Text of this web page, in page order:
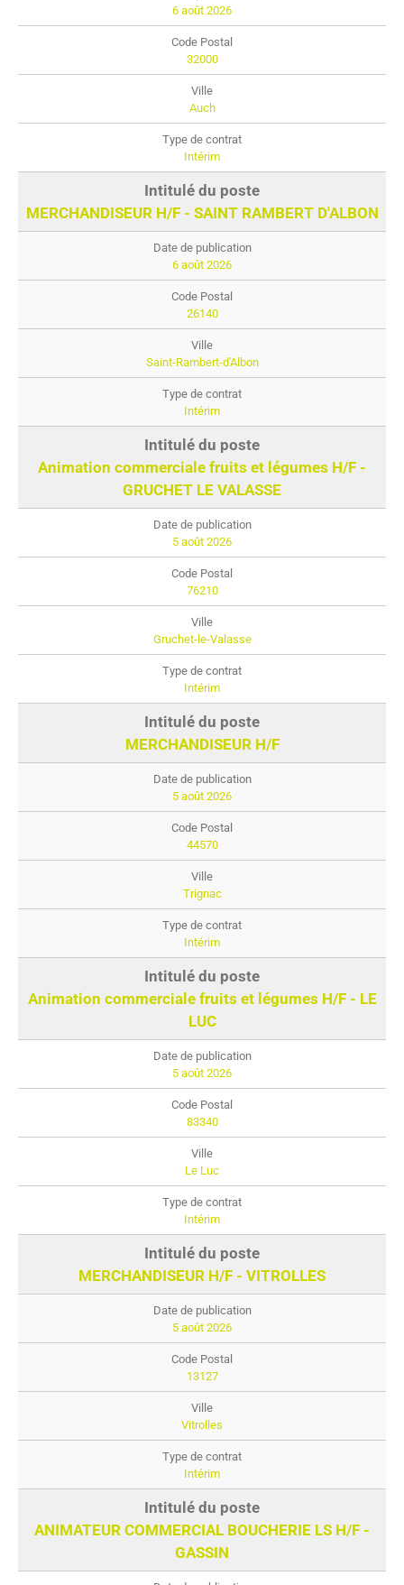
6 août 2026
32000
Auch
Intérim
MERCHANDISEUR H/F - SAINT RAMBERT D'ALBON
6 août 2026
26140
Saint-Rambert-d'Albon
Intérim
Animation commerciale fruits et légumes H/F -
GRUCHET LE VALASSE
5 août 2026
76210
Gruchet-le-Valasse
Intérim
MERCHANDISEUR H/F
5 août 2026
44570
Trignac
Intérim
Animation commerciale fruits et légumes H/F - LE
LUC
5 août 2026
83340
Le Luc
Intérim
MERCHANDISEUR H/F - VITROLLES
5 août 2026
13127
Vitrolles
Intérim
ANIMATEUR COMMERCIAL BOUCHERIE LS H/F -
GASSIN